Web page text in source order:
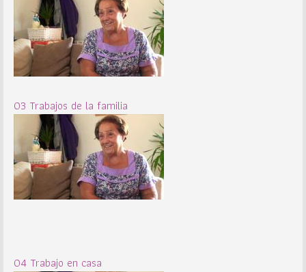
03 Trabajos de la familia
04 Trabajo en casa